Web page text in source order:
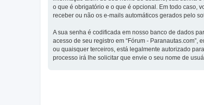
o que é obrigatório e o que é opcional. Em todo caso,
receber ou não os e-mails automáticos gerados pelo
A sua senha é codificada em nosso banco de dados
acesso de seu registro em “Fórum -
ou quaisquer terceiros, está legalmente autorizado
processo irá lhe solicitar que envie o seu nome de